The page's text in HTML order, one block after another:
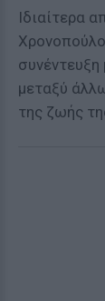
Ιδιαίτερα
μεταξύ
της ζωής